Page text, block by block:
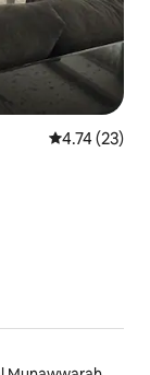
Calificación
4.74 (23)